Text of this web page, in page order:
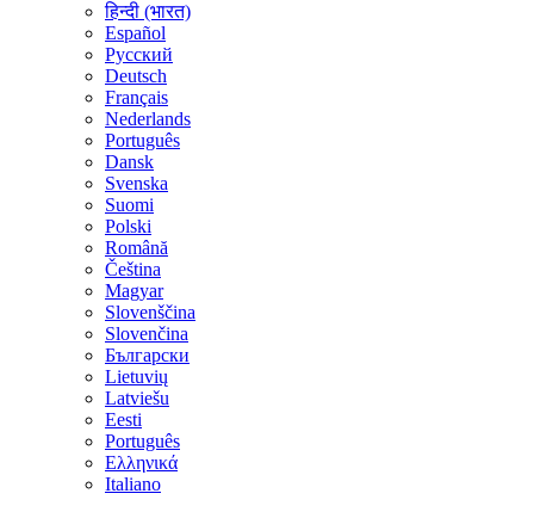
हिन्दी (भारत)
Español
Русский
Deutsch
Français
Nederlands
Português
Dansk
Svenska
Suomi
Polski
Română
Čeština
Magyar
Slovenščina
Slovenčina
Български
Lietuvių
Latviešu
Eesti
Português
Ελληνικά
Italiano